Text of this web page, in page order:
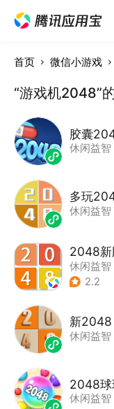
首页 微信小游戏
“游戏机2048”
胶囊
休闲益智
多玩
休闲益智
2048新
休闲益智
| 2048
2.2
新2048
休闲益智
2048球
休闲益智